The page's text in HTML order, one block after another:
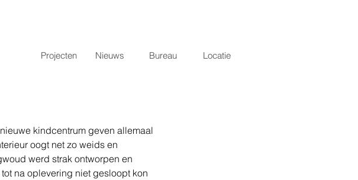
Projecten Nieuws Bureau Locatie
kindcentrum geven allemaal
oogt net zo weids en
werd strak ontworpen en
na oplevering niet gesloopt kon